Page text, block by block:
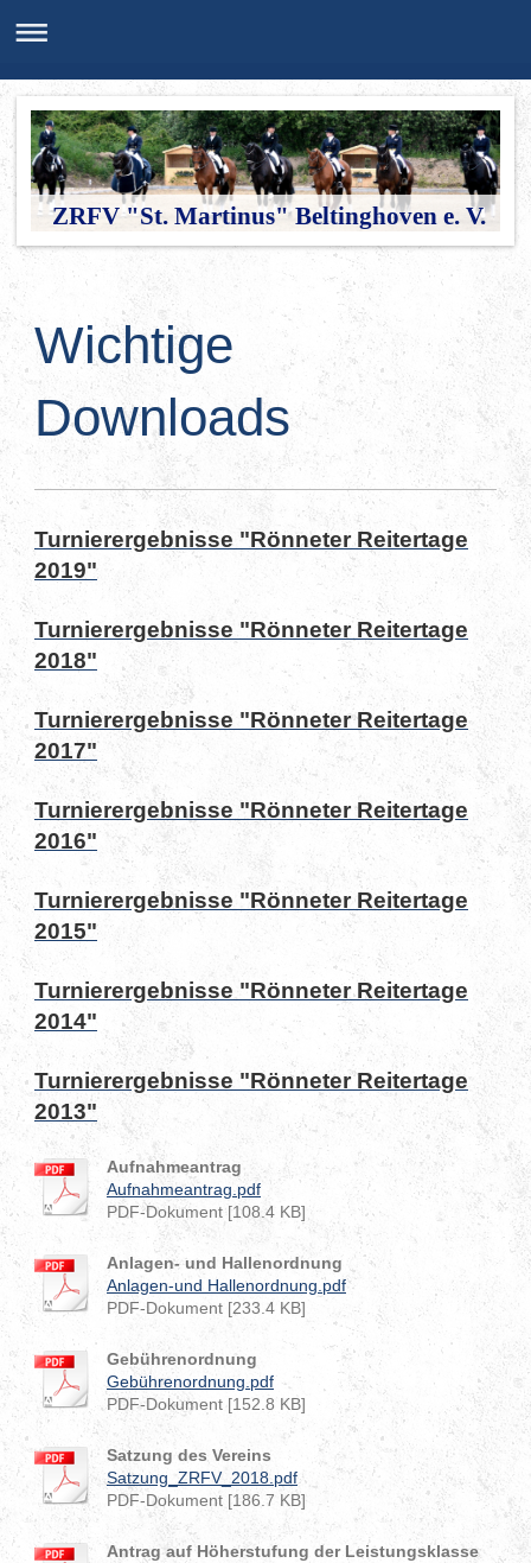
ZRFV "St. Martinus" Beltinghoven e. V.
Wichtige
Downloads
Turnierergebnisse "Rönneter Reitertage
2019"
Turnierergebnisse "Rönneter Reitertage
2018"
Turnierergebnisse "Rönneter Reitertage
2017"
Turnierergebnisse "Rönneter Reitertage
2016"
Turnierergebnisse "Rönneter Reitertage
2015"
Turnierergebnisse "Rönneter Reitertage
2014"
Turnierergebnisse "Rönneter Reitertage
2013"
Aufnahmeantrag
Aufnahmeantrag.pdf
PDF-Dokument [108.4 KB]
Anlagen- und Hallenordnung
Anlagen-und Hallenordnung.pdf
PDF-Dokument [233.4 KB]
Gebührenordnung
Gebührenordnung.pdf
PDF-Dokument [152.8 KB]
Satzung des Vereins
Satzung_ZRFV_2018.pdf
PDF-Dokument [186.7 KB]
Antrag auf Höherstufung der Leistungsklasse